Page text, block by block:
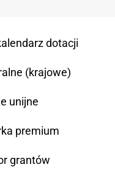
dotacji
(krajowe)
unijne
premium
grantów